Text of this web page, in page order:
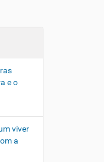
e o
viver
a